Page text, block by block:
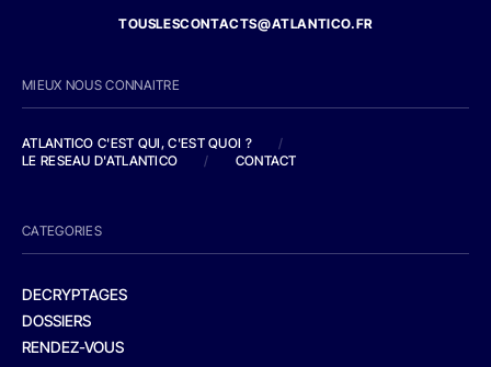
TOUSLESCONTACTS@ATLANTICO.FR
MIEUX NOUS CONNAITRE
ATLANTICO C'EST QUI, C'EST QUOI ?
/
LE RESEAU D'ATLANTICO
/ CONTACT
CATEGORIES
DECRYPTAGES
DOSSIERS
RENDEZ-VOUS